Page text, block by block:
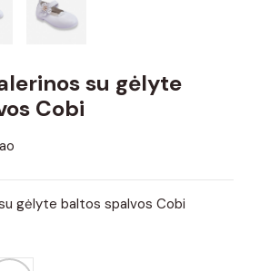
su gėlyte
Cobi
gėlyte baltos spalvos Cobi